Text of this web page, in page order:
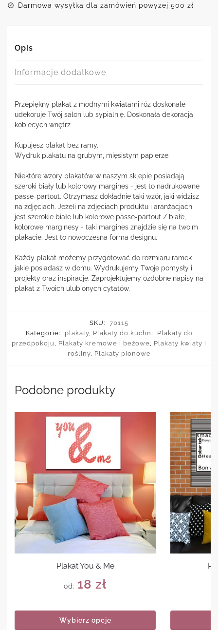
Darmowa wysyłka dla zamówień powyżej 500 zł
Opis
Informacje dodatkowe
Przepiękny plakat z modnymi kwiatami róż doskonale
udekoruje Twój salon lub sypialnię. Doskonała dekoracja
kobiecych wnętrz
Kupujesz plakat bez ramy.
Wydruk plakatu na grubym, mięsistym papierze.
Niektóre wzory plakatów w naszym sklepie posiadają
szeroki biały lub kolorowy margines - jest to nadrukowane
passe-partout. Otrzymasz dokładnie taki wzór, jaki widzisz
na zdjęciach. Jeżeli na zdjęciach produktu i aranżacjach
jest szerokie białe lub kolorowe passe-partout / białe,
kolorowe marginesy - taki margines znajdzie się na twoim
plakacie. Jest to nowoczesna forma designu.
Każdy plakat możemy przygotować do rozmiaru ramek
jakie posiadasz w domu. Wydrukujemy Twoje pomysły i
projekty oraz inspiracje. Zaprojektujemy ozdobne napisy na
plakat z Twoich ulubionych cytatów.
SKU:
70115
Kategorie:
plakaty, Plakaty do kuchni
Plakaty do
przedpokoju
Plakaty kremowe i beżowe
Plakaty kwiaty i
rośliny, Plakaty pionowe
Podobne produkty
Plakat You & Me
od: 18 zł
Wybierz opcje